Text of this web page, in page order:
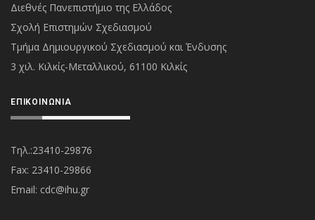
Διεθνές Πανεπιστήμιο της Ελλάδος
Σχολή Επιστημών Σχεδιασμού
Τμήμα Δημιουργικού Σχεδιασμού και Ένδυσης
3 χιλ. Κιλκίς-Μεταλλικού, 61100 Κιλκίς
ΕΠΙΚΟΙΝΩΝΊΑ
Τηλ.:23410-29876
Fax: 23410-29866
Εmail: cdc@ihu.gr